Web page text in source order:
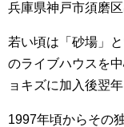
兵庫県神戸市須磨
若い頃は「砂場」
のライブハウスを中
ョキズに加入後翌
1997年頃からその